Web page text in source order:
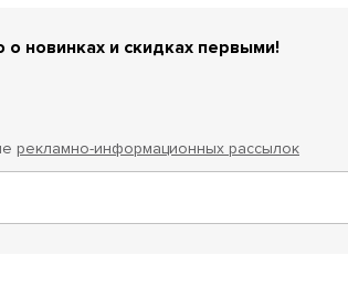
новинках и скидках первыми!
рекламно-информационных рассылок